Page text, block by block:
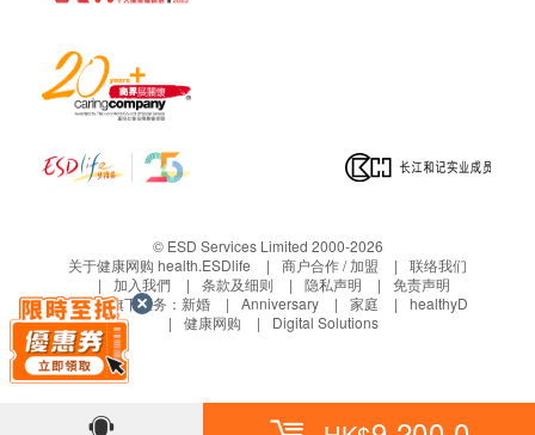
© ESD Services Limited 2000-2026
关于健康网购 health.ESDlife
商户合作 / 加盟
联络我们
加入我們
条款及细则 隐私声明
免责声明
生活易旗下业务： 新婚 Anniversary 家庭
healthyD
健康网购
Digital Solutions